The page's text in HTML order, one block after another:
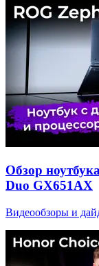
Обзор
Duo GX651AX
Видеообзоры и